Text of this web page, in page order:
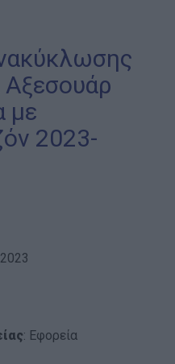
με
2023-
: Εφορεία